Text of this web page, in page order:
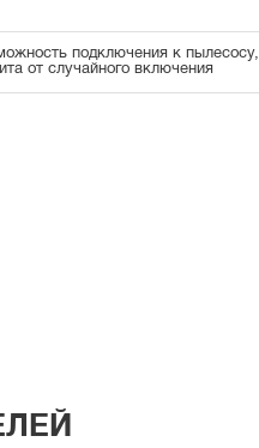
подключения к пылесосу,
от случайного включения